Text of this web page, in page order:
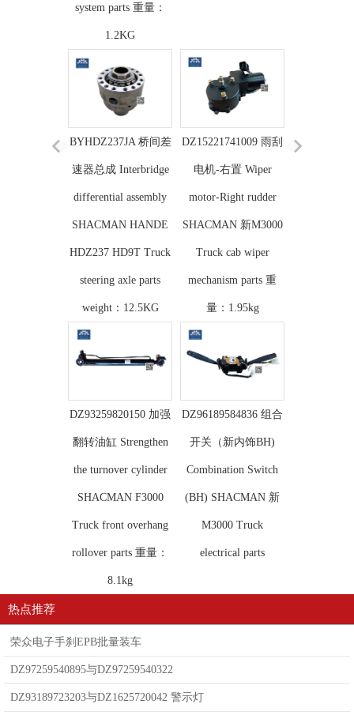
system parts 重量：
1.2KG
BYHDZ237JA 桥间差
速器总成 Interbridge
differential assembly
SHACMAN HANDE
HDZ237 HD9T Truck
steering axle parts
weight：12.5KG
DZ15221741009 雨刮
电机-右置 Wiper
motor-Right rudder
SHACMAN 新M3000
Truck cab wiper
mechanism parts 重
量：1.95kg
DZ93259820150 加强
翻转油缸 Strengthen
the turnover cylinder
SHACMAN F3000
Truck front overhang
rollover parts 重量：
8.1kg
DZ96189584836 组合
开关（新内饰BH)
Combination Switch
(BH) SHACMAN 新
M3000 Truck
electrical parts
热点推荐
荣众电子手刹EPB批量装车
DZ97259540895与DZ97259540322
DZ93189723203与DZ1625720042 警示灯